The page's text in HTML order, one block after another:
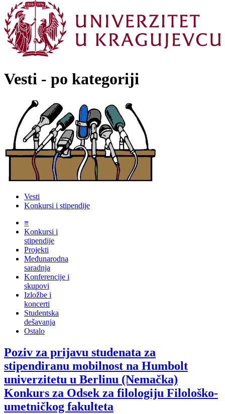
Vesti - po kategoriji
Vesti
Konkursi i stipendije
≡
Konkursi i
stipendije
Projekti
Međunarodna
saradnja
Konferencije i
skupovi
Izložbe i
koncerti
Studentska
dešavanja
Ostalo
Poziv za prijavu studenata za
stipendiranu mobilnost na Humbolt
univerzitetu u Berlinu (Nemačka)
Konkurs za Odsek za filologiju Filološko-
umetničkog fakulteta